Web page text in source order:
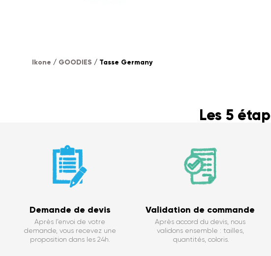
Ikone / GOODIES / Tasse Germany
Les 5
Demande de devis
Après l’envoi de votre
demande, vous recevez une
proposition dans les 24h.
Validation de commande
Après accord du devis, nous
validons ensemble : tailles,
quantités, coloris.